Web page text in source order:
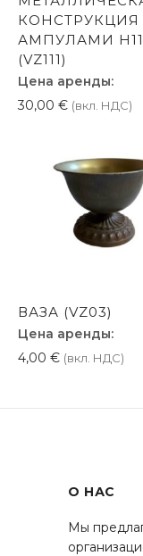
КОНСТРУКЦИЯ
АМПУЛАМИ
(VZ111)
Цена аренды:
30,00 € (вкл. НДС)
ВАЗА (VZ03)
Цена аренды:
4,00 € (вкл. НДС)
О НАС
Мы